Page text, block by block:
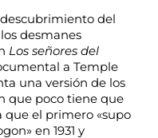
del
desmanes
Los señores del
a Temple
una versión de los
que poco tiene que
que el primero «supo
en 1931 y